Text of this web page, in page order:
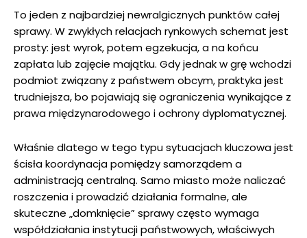
To jeden z najbardziej newralgicznych punktów całej
sprawy. W zwykłych relacjach rynkowych schemat jest
prosty: jest wyrok, potem egzekucja, a na końcu
zapłata lub zajęcie majątku. Gdy jednak w grę wchodzi
podmiot związany z państwem obcym, praktyka jest
trudniejsza, bo pojawiają się ograniczenia wynikające z
prawa międzynarodowego i ochrony dyplomatycznej.
Właśnie dlatego w tego typu sytuacjach kluczowa jest
ścisła koordynacja pomiędzy samorządem a
administracją centralną. Samo miasto może naliczać
roszczenia i prowadzić działania formalne, ale
skuteczne „domknięcie” sprawy często wymaga
współdziałania instytucji państwowych, właściwych